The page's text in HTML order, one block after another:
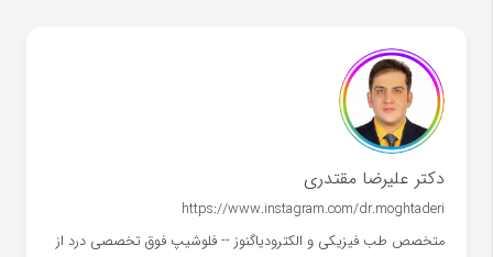
دکتر علیرضا مقتدری
https://www.instagram.com/dr.moghtaderi
متخصص طب فیزیکی و الکترودیاگنوز -- فلوشیپ فوق تخصصی درد از